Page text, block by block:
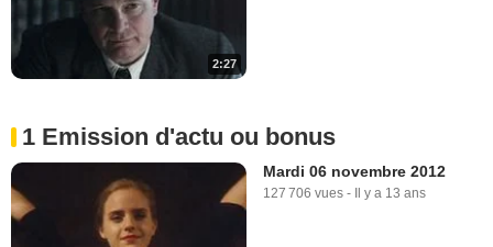
2:27
1 Emission d'actu ou bonus
Mardi 06 novembre 2012
127 706 vues - Il y a 13 ans